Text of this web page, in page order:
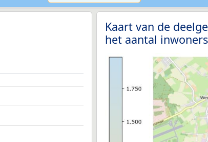
Kaart van de
het aantal